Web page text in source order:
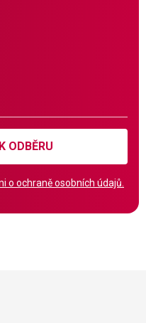
ODBĚRU
o ochraně osobních údajů.